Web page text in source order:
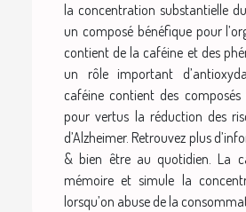
la concentration substantielle
un composé bénéfique pour
contient de la caféine et des
un rôle important
caféine contient des
pour vertus la réduction des
d’Alzheimer. Retrouvez plus
& bien être au quotidien. La
mémoire et simule la
lorsqu’on abuse de la